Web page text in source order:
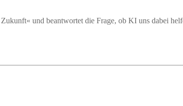
und beantwortet die Frage, ob KI uns dabei